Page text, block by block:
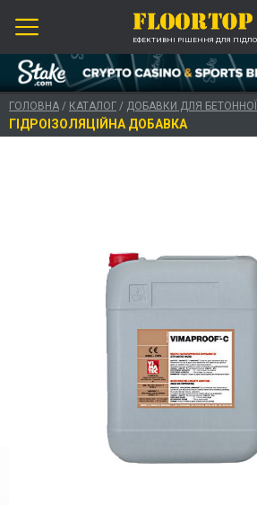
ЕФЕКТИВНІ РІШЕННЯ ДЛЯ
ГОЛОВНА / КАТАЛОГ / ДОБАВКИ ДЛЯ
ГІДРОІЗОЛЯЦІЙНА ДОБАВКА